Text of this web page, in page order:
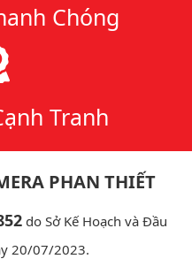
Chóng
Tranh
PHAN THIẾT
do Sở Kế Hoạch và Đầu
20/07/2023.